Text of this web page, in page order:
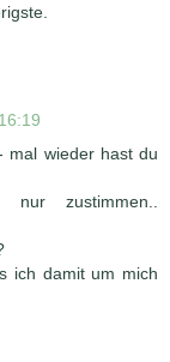
mal wieder hast du
zustimmen..
ich damit um mich